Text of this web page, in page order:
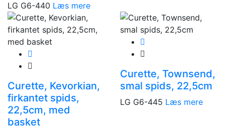
LG G6-440 Læs mere
Curette, Kevorkian,
firkantet spids,
22,5cm, med
basket
Curette, Townsend,
smal spids, 22,5cm
LG G6-445 Læs mere